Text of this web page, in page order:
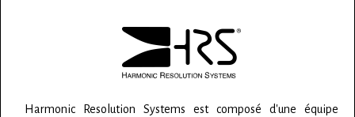
Harmonic Resolution Systems est composé d'une équipe